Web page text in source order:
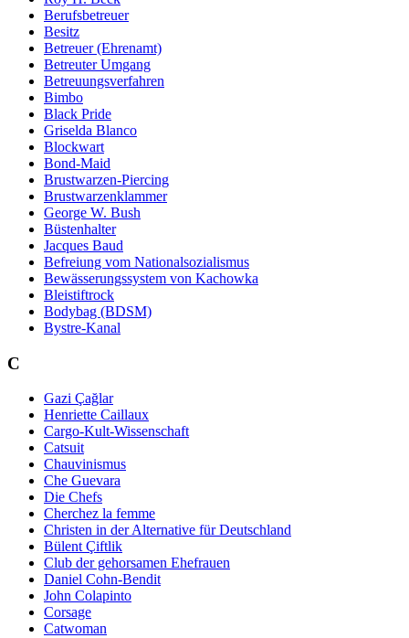
Berufsbetreuer
Besitz
Betreuer (Ehrenamt)
Betreuter Umgang
Betreuungsverfahren
Bimbo
Black Pride
Griselda Blanco
Blockwart
Bond-Maid
Brustwarzen-Piercing
Brustwarzenklammer
George W. Bush
Büstenhalter
Jacques Baud
Befreiung vom Nationalsozialismus
Bewässerungssystem von Kachowka
Bleistiftrock
Bodybag (BDSM)
Bystre-Kanal
C
Gazi Çağlar
Henriette Caillaux
Cargo-Kult-Wissenschaft
Catsuit
Chauvinismus
Che Guevara
Die Chefs
Cherchez la femme
Christen in der Alternative für Deutschland
Bülent Çiftlik
Club der gehorsamen Ehefrauen
Daniel Cohn-Bendit
John Colapinto
Corsage
Catwoman